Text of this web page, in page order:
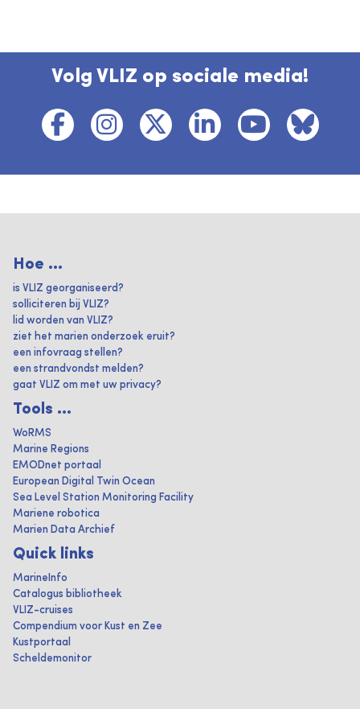
Volg VLIZ op sociale media!
Hoe ...
is VLIZ georganiseerd?
solliciteren bij VLIZ?
lid worden van VLIZ?
ziet het marien onderzoek eruit?
een infovraag stellen?
een strandvondst melden?
gaat VLIZ om met uw privacy?
Tools ...
WoRMS
Marine Regions
EMODnet portaal
European Digital Twin Ocean
Sea Level Station Monitoring Facility
Mariene robotica
Marien Data Archief
Quick links
MarineInfo
Catalogus bibliotheek
VLIZ-cruises
Compendium voor Kust en Zee
Kustportaal
Scheldemonitor